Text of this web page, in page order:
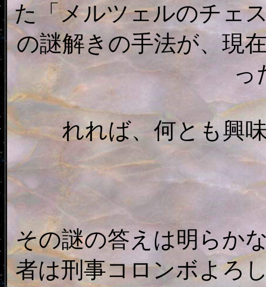
た「メルツェルのチェ
の謎解きの手法が、現
っ
れれば、何とも興
その謎の答えは明らか
者は刑事コロンボよろ